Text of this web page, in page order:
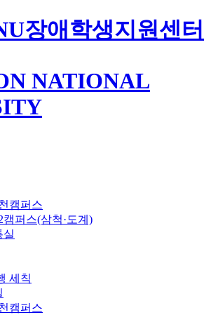
장애학생지원센터
NATIONAL
캠퍼스
캠퍼스(삼척·도계)
실
세칙
캠퍼스